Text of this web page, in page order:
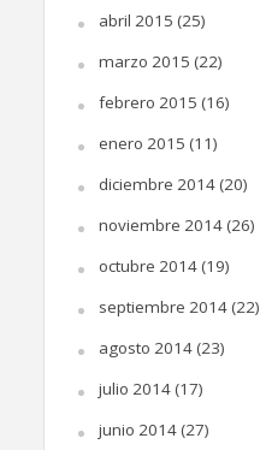
abril 2015 (25)
marzo 2015 (22)
febrero 2015 (16)
enero 2015 (11)
diciembre 2014(20)
noviembre 2014(26)
octubre 2014(19)
septiembre 2014(22)
agosto 2014(23)
julio 2014(17)
junio 2014(27)